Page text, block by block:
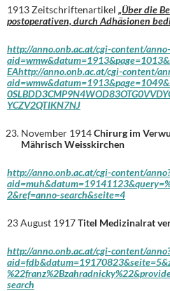
1913 Zeitschriftenartikel „Über die
postoperativen, durch Adhäsionen
http://anno.onb.ac.at/cgi-content/
EAhttp://anno.onb.ac.at/cgi-content/
YCZV2QTIKN7NJ
November 1914Chirurg im
Mährisch Weisskirchen
http://anno.onb.ac.at/cgi-content/anno?
2&ref=anno-search&seite=4
23 August 1917Titel Medizinalrat
http://anno.onb.ac.at/cgi-content/anno?
search